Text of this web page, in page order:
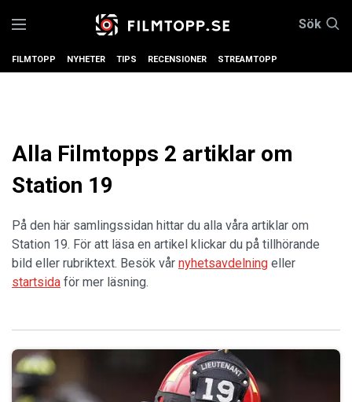
Sök
FILMTOPP NYHETER TIPS RECENSIONER STREAMTOPP
Alla Filmtopps 2 artiklar om
Station 19
På den här samlingssidan hittar du alla våra artiklar om
Station 19. För att läsa en artikel klickar du på tillhörande
bild eller rubriktext. Besök vår nyhetsavdelning eller
startsida för mer läsning.